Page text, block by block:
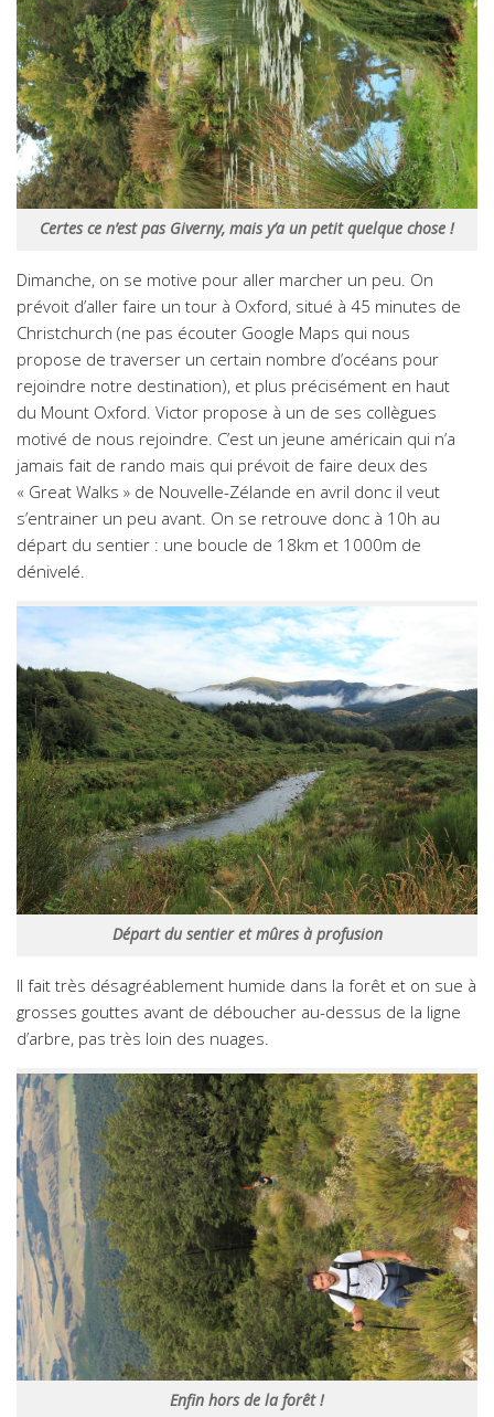
Certes ce n’est pas Giverny, mais y’a un petit quelque chose !
Dimanche, on se motive pour aller marcher un peu. On
prévoit d’aller faire un tour à Oxford, situé à 45 minutes de
Christchurch (ne pas écouter Google Maps qui nous
propose de traverser un certain nombre d’océans pour
rejoindre notre destination), et plus précisément en haut
du Mount Oxford. Victor propose à un de ses collègues
motivé de nous rejoindre. C’est un jeune américain qui n’a
jamais fait de rando mais qui prévoit de faire deux des
« Great Walks » de Nouvelle-Zélande en avril donc il veut
s’entrainer un peu avant. On se retrouve donc à 10h au
départ du sentier : une boucle de 18km et 1000m de
dénivelé.
Départ du sentier et mûres à profusion
Il fait très désagréablement humide dans la forêt et on sue à
grosses gouttes avant de déboucher au-dessus de la ligne
d’arbre, pas très loin des nuages.
Enfin hors de la forêt !